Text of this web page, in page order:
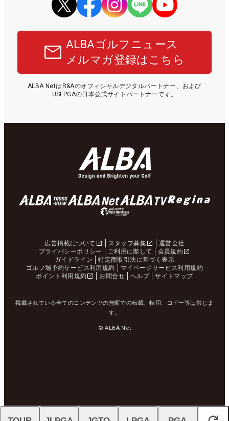
ALBAゴルフニュース
メルマガ登録はこちら
ALBA NetはR&Aのオフィシャルデジタルパートナー、および
USLPGAの日本公式サイトパートナーです。
広告掲載について スタッフ募集
運営会社
プライバシーポリシー
ご利用に際して
会員規約
ガイドライン
特定商取引法に基づく表示
ゴルフ場予約サービス利用規約
マイページサービス利用規約
ポイント利用規約
お問合せ ヘルプ サイトマップ
掲載されている全てのコンテンツの無断での転載、転用、コピー等は禁じま
す。
© ALBA Net